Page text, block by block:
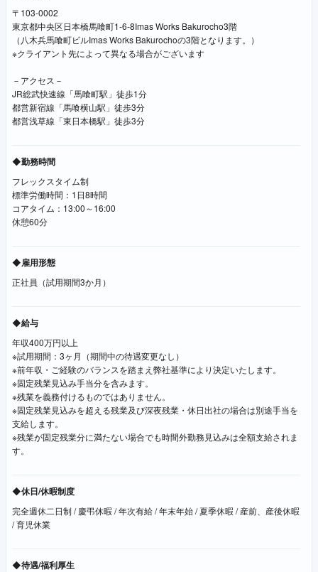
〒103-0002
東京都中央区日本橋馬喰町1-6-8Imas Works Bakurocho3階
（八木兵馬喰町ビルImas Works Bakurochoの3階となります。）
※クライアント先によって異なる場合がございます
－アクセス－
JR総武快速線「馬喰町駅」徒歩1分
都営新宿線「馬喰横山駅」徒歩3分
都営浅草線「東日本橋駅」徒歩3分
◆勤務時間
フレックスタイム制
標準労働時間：1日8時間
コアタイム：13:00～16:00
休憩60分
◆雇用形態
正社員（試用期間3か月）
◆給与
年収400万円以上
※試用期間：3ヶ月（期間中の待遇変更なし）
※前年収・ご経験のバランスを踏まえ弊社基準により決定いたします。
※固定残業見込み手当分を含みます。
※残業を義務付けるものではありません。
※固定残業見込みを超える残業及び深夜残業・休日出社の場合は別途手当を
支給します。
※残業が固定残業分に満たない場合でも時間外勤務見込みは全額支給されま
す。
◆休日/休暇制度
完全週休二日制 / 慶弔休暇 / 年次有給 / 年末年始 / 夏季休暇 / 産前、産後休暇
/ 育児休業
◆待遇/福利厚生